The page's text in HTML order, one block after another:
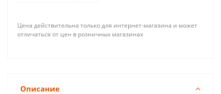
Цена действительна только для интернет-магазина и может
отличаться от цен в розничных магазинах
Описание